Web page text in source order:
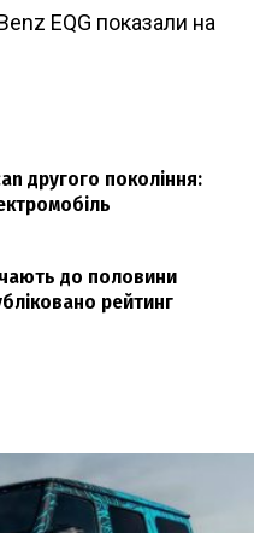
EQG показали на
другого покоління:
до половини
рейтинг